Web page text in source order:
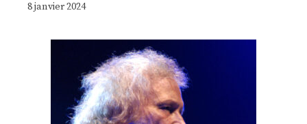
8 janvier 2024